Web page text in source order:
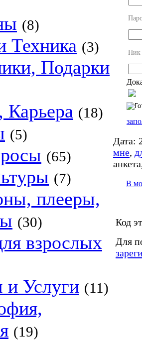
(8)
Техника (3)
Подарки
Карьера (18)
(5)
(65)
(7)
плееры,
(30)
взрослых
и Услуги (11)
(19)
Ник
Дата:
мне,
В
Код
Для